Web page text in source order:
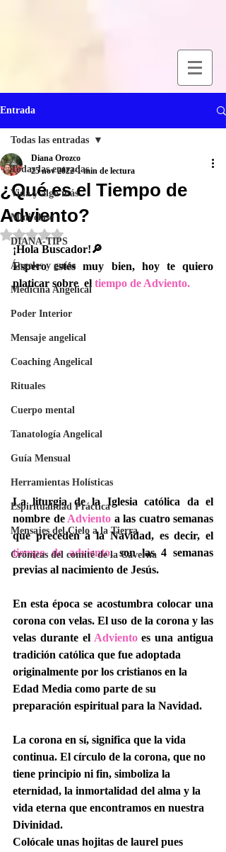
Entrada
Todas las entradas
Vida y algo más
Mini clase
DIANA-TIPS
Ángeles y guías
Medicina Angelical
Poder Interior
Mensaje angelical
Coaching Angelical
Rituales
Cuerpo mental
Tanatología Angelical
Guía Mensual
Herramientas Holísticas
Espiritualidad Práctica
Mensajes del Cielo a la Tierra
Crónicas del comité de la Caverna
Todas las entradas
¿Qué es el Tiempo de
Adviento?
Diana Orozco
25 nov 2022 1 min de lectura
Obtuvo NaN de 5 estrellas.
¡Hola Buscador!🔎
Espero estés muy bien, hoy te quiero
platicar sobre  el tiempo de Adviento.
La liturgia de la Iglesia católica da el
nombre de Adviento a las cuatro semanas
tiempo de adviento, son las 4 semanas
previas al nacimiento de Jesús.
En esta época se acostumbra colocar una
corona con velas. El uso de la corona y las
velas durante el Adviento es una antigua
tradición católica que fue adoptada
originalmente por los cristianos en la
Edad Media como parte de su
preparación espiritual para la Navidad.
La corona en sí, significa que la vida
continua. El círculo de la corona, que no
tiene principio ni fin, simboliza la
eternidad, la inmortalidad del alma y la
vida eterna que encontramos en nuestra
Divinidad.
Colócale unas hojitas de laurel pues